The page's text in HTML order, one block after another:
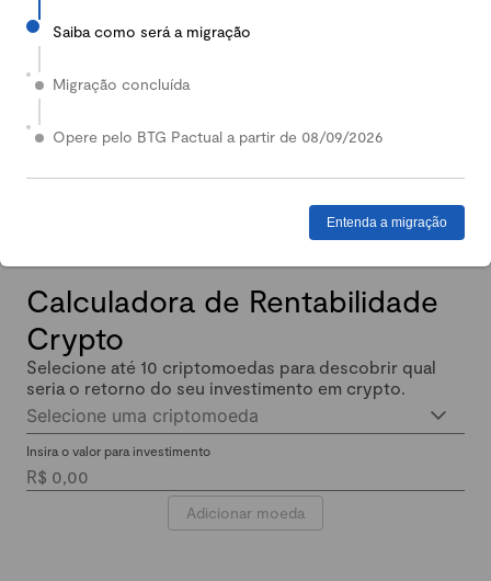
2024
Em 2024, nossa Carteira Conservadora mais que
Enquanto isso, quem investiu em Renda Fixa lucrou
Calculadora de Rentabilidade
Crypto
Selecione até 10 criptomoedas para descobrir qual
seria o retorno do seu investimento em crypto.
Selecione uma criptomoeda
Insira o valor para investimento
Adicionar moeda
Saiba como será a migração
Migração concluída
Opere pelo BTG Pactual a partir de 08/09/2026
Entenda a migração